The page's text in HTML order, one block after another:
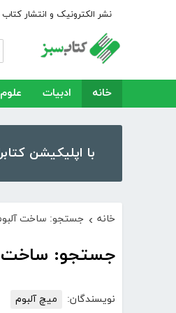
نشر الکترونیک و انتشار کتاب
خانه ادبیات علوم
با اپلیکیشن کتابراه، بیش از ۵۰،۰۰۰ کتاب، کتاب صوتی و
خانه › جستجو: ساخت
جستجو: ساخت
نویسندگان: میچ آلبوم